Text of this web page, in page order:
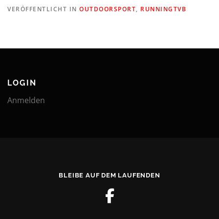
VERÖFFENTLICHT IN OUTDOORSPORT, RUNNINGTVB
LOGIN
Anmelden
BLEIBE AUF DEM LAUFENDEN